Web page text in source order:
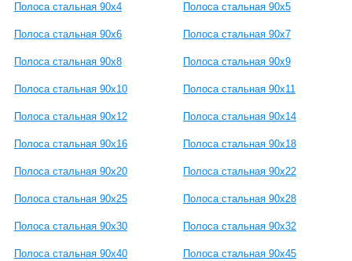
Полоса стальная 90x4 Полоса стальная 90x5
Полоса стальная 90x6 Полоса стальная 90x7
Полоса стальная 90x8 Полоса стальная 90x9
Полоса стальная 90x10 Полоса стальная 90x11
Полоса стальная 90x12 Полоса стальная 90x14
Полоса стальная 90x16 Полоса стальная 90x18
Полоса стальная 90x20 Полоса стальная 90x22
Полоса стальная 90x25 Полоса стальная 90x28
Полоса стальная 90x30 Полоса стальная 90x32
Полоса стальная 90x40 Полоса стальная 90x45